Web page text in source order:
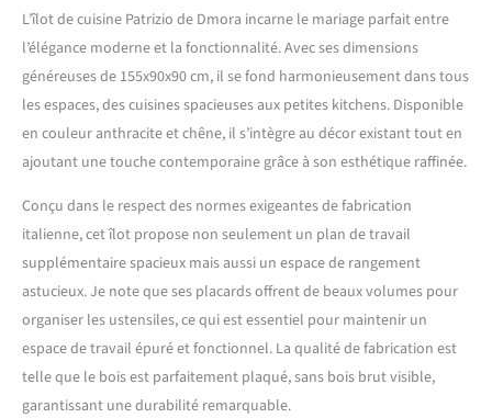
poignées encastrées en
aluminium et de charnières
solides - Les compartiments
ouverts sont idéaux pour
ranger vos ustensiles de
cuisine ou vos magazines
lorsqu'ils ne sont pas
utilisés - Les étagères
intérieures sont parfaites
pour ranger un petit garde-
manger - Ce meuble est
parfait pour décorer la salle
à manger, la kitchenette, le
salon ou la cuisine
contenant de la vaisselle ,
verres, nappes, couverts,
livres, documents ou objets
de décoration de manière
L’îlot de cuisine Patrizio de Dmora incarne le mariage parfait entre
l’élégance moderne et la fonctionnalité. Avec ses dimensions
généreuses de 155x90x90 cm, il se fond harmonieusement dans tous
les espaces, des cuisines spacieuses aux petites kitchens. Disponible
en couleur anthracite et chêne, il s’intègre au décor existant tout en
ajoutant une touche contemporaine grâce à son esthétique raffinée.
Conçu dans le respect des normes exigeantes de fabrication
italienne, cet îlot propose non seulement un plan de travail
supplémentaire spacieux mais aussi un espace de rangement
astucieux. Je note que ses placards offrent de beaux volumes pour
organiser les ustensiles, ce qui est essentiel pour maintenir un
espace de travail épuré et fonctionnel. La qualité de fabrication est
telle que le bois est parfaitement plaqué, sans bois brut visible,
garantissant une durabilité remarquable.